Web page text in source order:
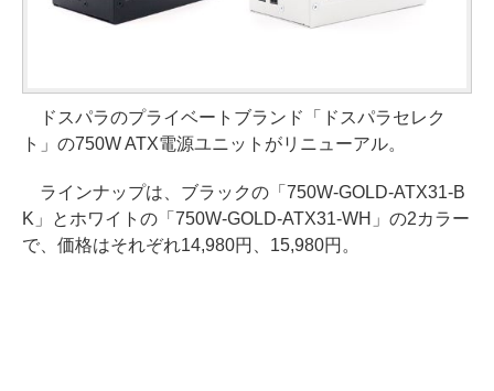
ドスパラのプライベートブランド「ドスパラセレク
ト」の750W ATX電源ユニットがリニューアル。
ラインナップは、ブラックの「750W-GOLD-ATX31-B
K」とホワイトの「750W-GOLD-ATX31-WH」の2カラー
で、価格はそれぞれ14,980円、15,980円。